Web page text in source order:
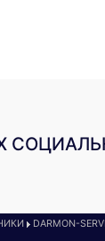
DARMON-